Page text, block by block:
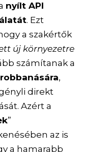
nyílt API
. Ezt
a szakértők
új környezetre
számítanak a
,
direkt
Azért a
”
az is
a hamarabb